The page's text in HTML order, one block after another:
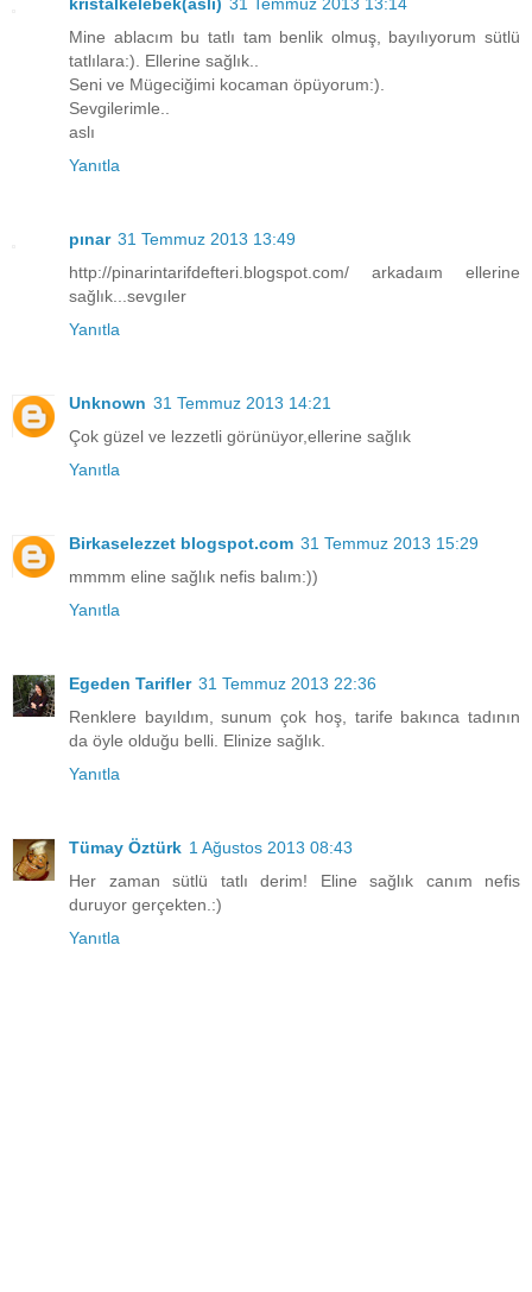
Mine ablacım bu tatlı tam benlik olmuş, bayılıyorum sütlü
tatlılara:). Ellerine sağlık..
Seni ve Mügeciğimi kocaman öpüyorum:).
Sevgilerimle..
aslı
Yanıtla
pınar 31 Temmuz 2013 13:49
http://pinarintarifdefteri.blogspot.com/ arkadaım ellerine
sağlık...sevgıler
Yanıtla
Unknown 31 Temmuz 2013 14:21
Çok güzel ve lezzetli görünüyor,ellerine sağlık
Yanıtla
Birkaselezzet blogspot.com 31 Temmuz 2013 15:29
mmmm eline sağlık nefis balım:))
Yanıtla
Egeden Tarifler 31 Temmuz 2013 22:36
Renklere bayıldım, sunum çok hoş, tarife bakınca tadının
da öyle olduğu belli. Elinize sağlık.
Yanıtla
Tümay Öztürk 1 Ağustos 2013 08:43
Her zaman sütlü tatlı derim! Eline sağlık canım nefis
duruyor gerçekten.:)
Yanıtla